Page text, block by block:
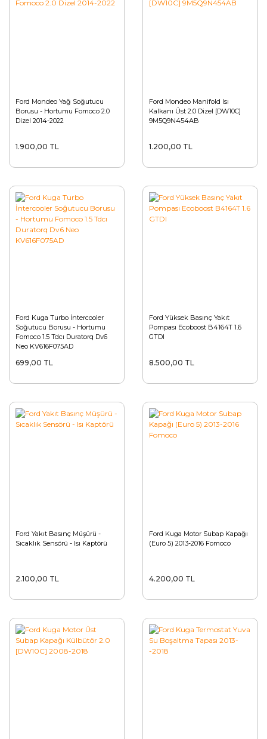
Ford Mondeo Yağ Soğutucu
Borusu - Hortumu Fomoco 2.0
Dizel 2014-2022
1.900,00 TL
Ford Mondeo Manifold Isı
Kalkanı Üst 2.0 Dizel [DW10C]
9M5Q9N454AB
1.200,00 TL
Ford Kuga Turbo İntercooler
Soğutucu Borusu - Hortumu
Fomoco 1.5 Tdcı Duratorq Dv6
Neo KV616F075AD
699,00 TL
Ford Yüksek Basınç Yakıt
Pompası Ecoboost B4164T 1.6
GTDI
8.500,00 TL
Ford Yakıt Basınç Müşürü -
Sıcaklık Sensörü - Isı Kaptörü
2.100,00 TL
Ford Kuga Motor Subap Kapağı
(Euro 5) 2013-2016 Fomoco
4.200,00 TL